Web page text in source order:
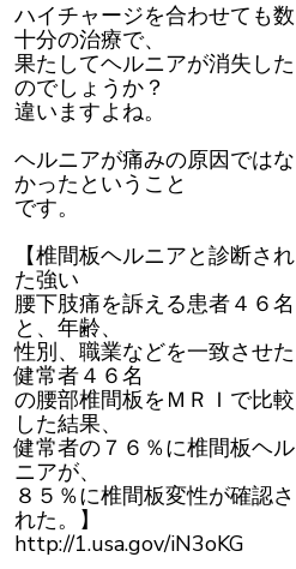
ハイチャージを合わせても数
十分の治療で、
果たしてヘルニアが消失した
のでしょうか？
違いますよね。
ヘルニアが痛みの原因ではな
かったということ
です。
【椎間板ヘルニアと診断され
た強い
腰下肢痛を訴える患者４６名
と、年齢、
性別、職業などを一致させた
健常者４６名
の腰部椎間板をＭＲＩで比較
した結果、
健常者の７６％に椎間板ヘル
ニアが、
８５％に椎間板変性が確認さ
れた。】
http://1.usa.gov/iN3oKG